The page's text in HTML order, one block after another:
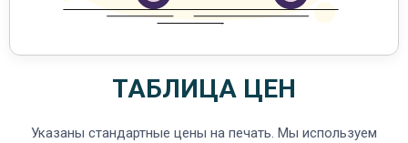
ТАБЛИЦА ЦЕН
Указаны стандартные цены на печать. Мы используем